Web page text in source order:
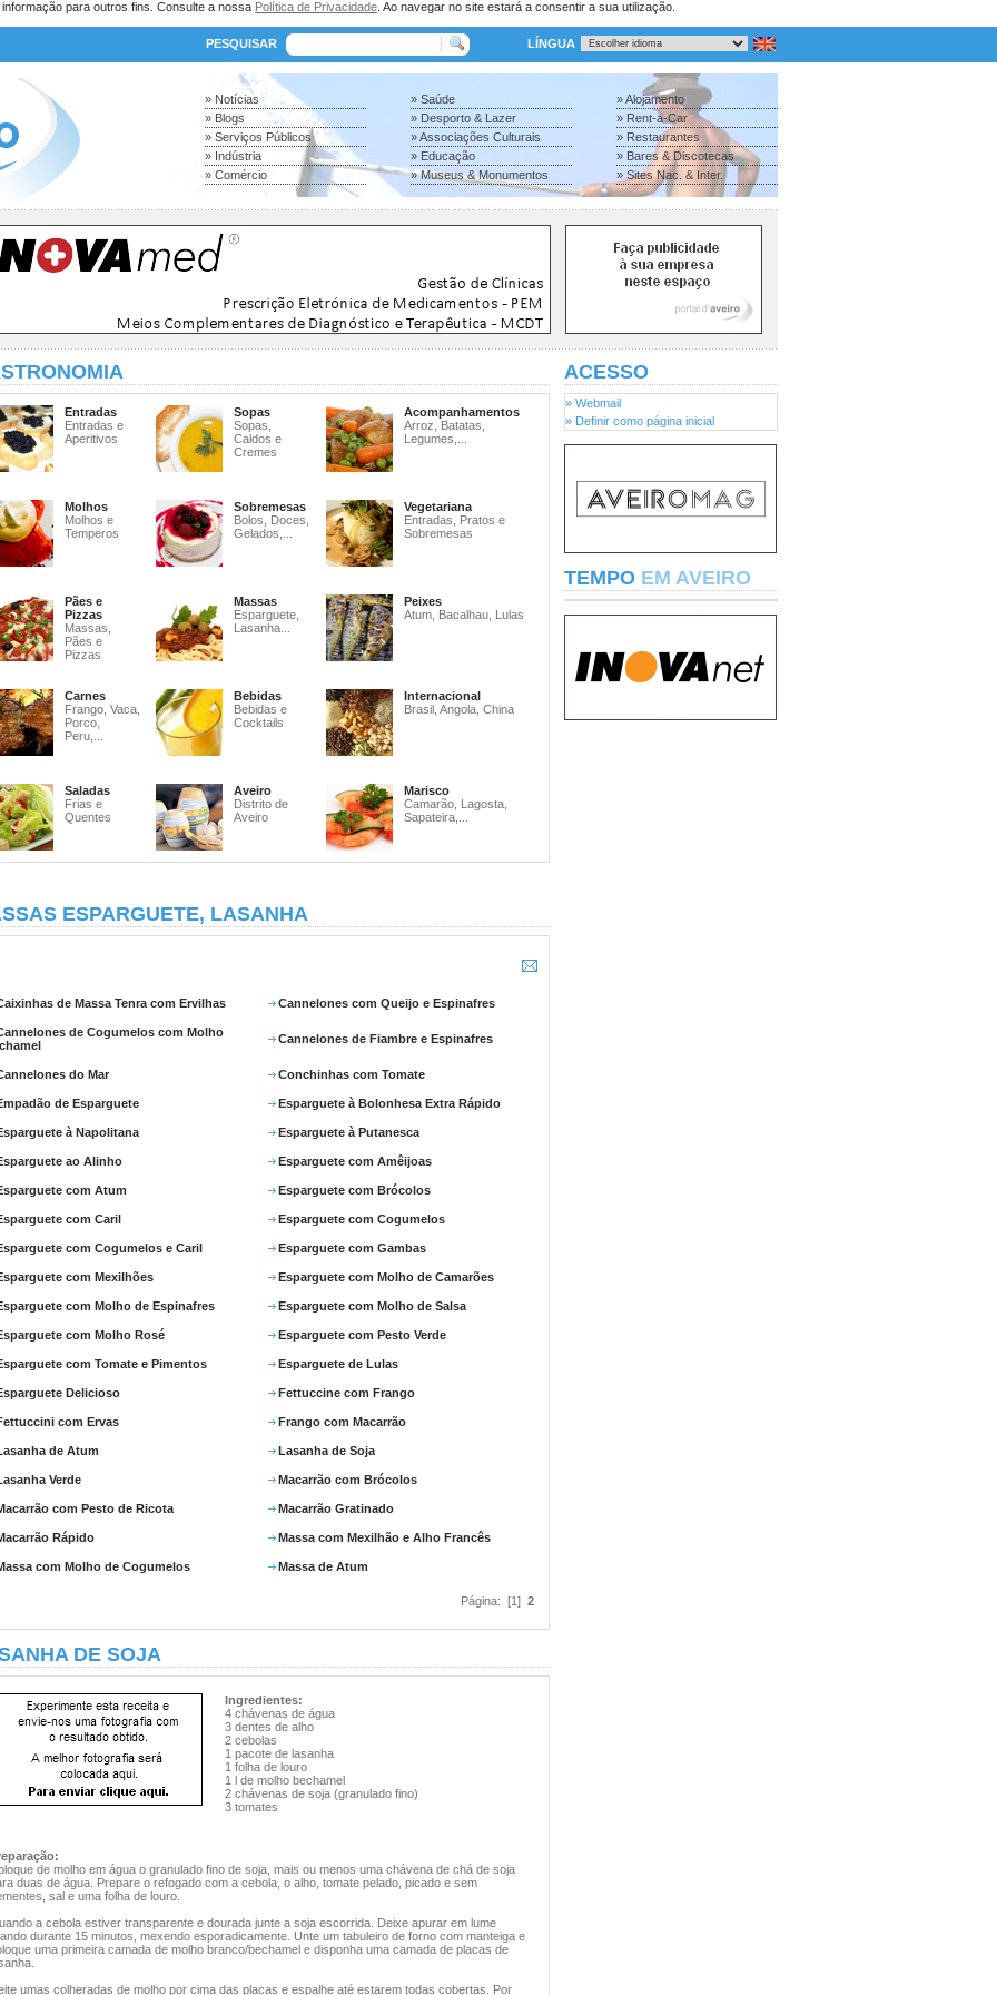
para outros fins. Consulte a nossa Política de Privacidade . Ao navegar no site estará a consentir a sua utilização.
PESQUISAR LÍNGUA
» Notícias
» Blogs
» Serviços Públicos
» Indústria
» Comércio
» Saúde
» Desporto & Lazer
» Associações Culturais
» Educação
» Museus & Monumentos
» Alojamento
» Rent-a-Car
» Restaurantes
» Bares & Discotecas
» Sites Nac. & Inter.
Entradas
Entradas e
Aperitivos
Sopas
Sopas,
Caldos e
Cremes
Acompanhamentos
Arroz, Batatas,
Legumes,...
Molhos
Molhos e
Temperos
Sobremesas
Bolos, Doces,
Gelados,...
Vegetariana
Entradas, Pratos e
Sobremesas
Pães e
Pizzas
Massas,
Pães e
Pizzas
Massas
Esparguete,
Lasanha...
Peixes
Atum, Bacalhau, Lulas
Carnes
Frango, Vaca,
Porco,
Peru,...
Bebidas
Bebidas e
Cocktails
Internacional
Brasil, Angola, China
Saladas
Frias e
Quentes
Aveiro
Distrito de
Aveiro
Marisco
Camarão, Lagosta,
Sapateira,...
ESPARGUETE, LASANHA
de Massa Tenra com Ervilhas Cannelones com Queijo e Espinafres
de Cogumelos com Molho
Cannelones de Fiambre e Espinafres
do Mar Conchinhas com Tomate
de Esparguete Esparguete à Bolonhesa Extra Rápido
à Napolitana Esparguete à Putanesca
ao Alinho Esparguete com Amêijoas
com Atum Esparguete com Brócolos
com Caril Esparguete com Cogumelos
com Cogumelos e Caril Esparguete com Gambas
com Mexilhões Esparguete com Molho de Camarões
com Molho de Espinafres Esparguete com Molho de Salsa
com Molho Rosé Esparguete com Pesto Verde
com Tomate e Pimentos Esparguete de Lulas
Delicioso Fettuccine com Frango
com Ervas Frango com Macarrão
de Atum Lasanha de Soja
Verde Macarrão com Brócolos
com Pesto de Ricota Macarrão Gratinado
Rápido Massa com Mexilhão e Alho Francês
com Molho de Cogumelos Massa de Atum
Página: [1] 2
DE SOJA
Ingredientes:
4 chávenas de água
3 dentes de alho
2 cebolas
1 pacote de lasanha
1 folha de louro
1 l de molho bechamel
2 chávenas de soja (granulado fino)
3 tomates
de molho em água o granulado fino de soja, mais ou menos uma chávena de chá de soja
duas de água. Prepare o refogado com a cebola, o alho, tomate pelado, picado e sem
sal e uma folha de louro.
a cebola estiver transparente e dourada junte a soja escorrida. Deixe apurar em lume
durante 15 minutos, mexendo esporadicamente. Unte um tabuleiro de forno com manteiga e
uma primeira camada de molho branco/bechamel e disponha uma camada de placas de
umas colheradas de molho por cima das placas e espalhe até estarem todas cobertas. Por
ACESSO
» Webmail
» Definir como página inicial
TEMPO EM AVEIRO